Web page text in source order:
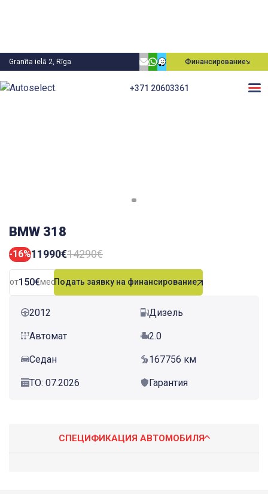
Granīta ielā 2, Rīga Финансирование
+371 20603361
BMW 318
-16%11990€14290€
от150€мес.Подать заявку на финансирование
2012 Дизель
Автомат 2.0
Седан 167756 км
ТО: 07.2026 Гарантия
СПЕЦИФИКАЦИЯ АВТОМОБИЛЯ